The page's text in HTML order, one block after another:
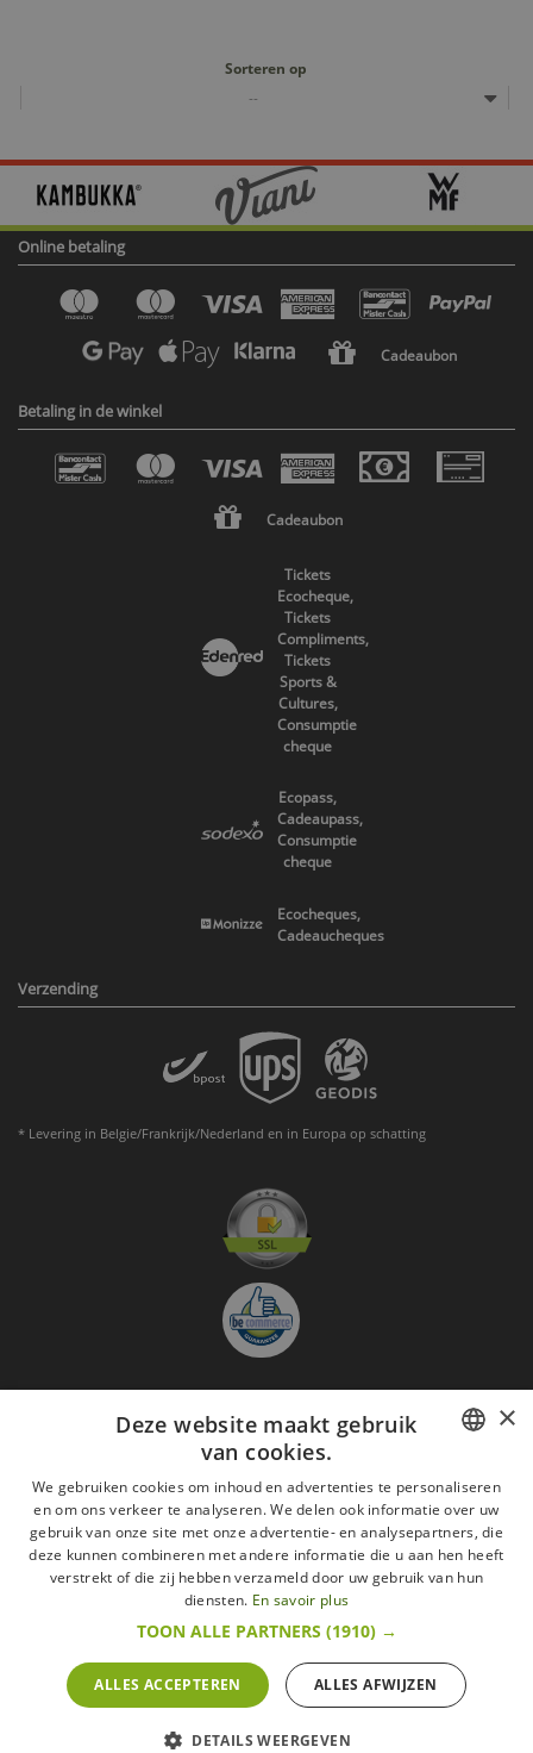
Sorteren op
--
Online betaling
Cadeaubon
Betaling in de winkel
Cadeaubon
Tickets
Ecocheque,
Tickets
Compliments,
Tickets
Sports &
Cultures,
Consumptie
cheque
Ecopass,
Cadeaupass,
Consumptie
cheque
Ecocheques,
Cadeaucheques
Verzending
* Levering in Belgie/Frankrijk/Nederland en in Europa op schatting
Aanmelden nieuwsbrief
GO
Ik ga akkoord metde Wettelijke vermeldingen
Alle merken
Algemene verkoopsvoorwaarden
Wettelijke vermeldingen
withdrawal rights
Veelgestelde vragen
Alle rechten voorbehouden ©2015 Les Secrets du Chef/Alle prijzen op deze website
zijn met alle belastingen inbegrepen.
De Belgische wetgeving van 6 april 2010 geeft de consument het recht om binnen 14
werkdagen op een aankoop terug te komen.
FRENCH
ENGLISH
×
Deze website maakt gebruik
van cookies.
We gebruiken cookies om inhoud en advertenties te personaliseren
en om ons verkeer te analyseren. We delen ook informatie over uw
gebruik van onze site met onze advertentie- en analysepartners, die
deze kunnen combineren met andere informatie die u aan hen heeft
verstrekt of die zij hebben verzameld door uw gebruik van hun
diensten. En savoir plus
TOON ALLE PARTNERS (1910) →
ALLES ACCEPTEREN ALLES AFWIJZEN
DETAILS WEERGEVEN